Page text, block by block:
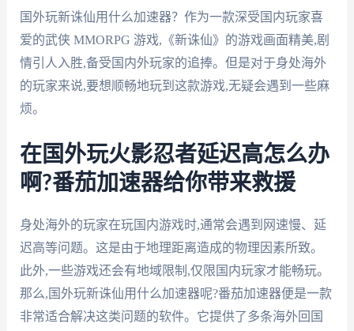
国外玩新诛仙用什么加速器？作为一款深受国内玩家喜
爱的武侠 MMORPG 游戏,《新诛仙》的游戏画面精美,剧
情引人入胜,备受国内外玩家的追捧。但是对于身处海外
的玩家来说,要想顺畅地玩到这款游戏,无疑会遇到一些麻
烦。
在国外玩火影忍者延迟高怎么办
啊?番茄加速器给你带来救援
身处海外的玩家在玩国内游戏时,通常会遇到网速慢、延
迟高等问题。这是由于地理距离造成的物理因素所致。
此外,一些游戏还会有地域限制,仅限国内玩家才能畅玩。
那么,国外玩新诛仙用什么加速器呢?番茄加速器便是一款
非常适合解决这类问题的软件。它提供了多条海外回国